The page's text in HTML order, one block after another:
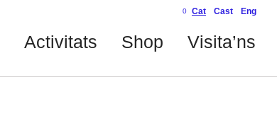
0 Cat Cast Eng
Activitats Shop Visita’ns